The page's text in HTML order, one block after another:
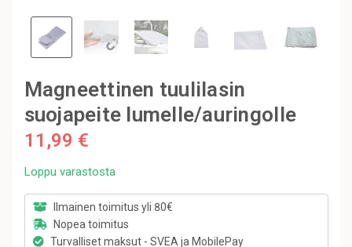
Magneettinen tuulilasin
suojapeite lumelle/auringolle
11,99 €
Loppu varastosta
Ilmainen toimitus yli 80€
Nopea toimitus
Turvalliset maksut - SVEA ja MobilePay